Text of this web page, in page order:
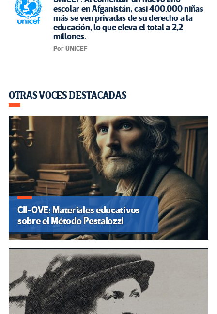
escolar en Afganistán, casi 400.000 niñas
más se ven privadas de su derecho a la
educación, lo que eleva el total a 2,2
millones.
Por UNICEF
OTRAS VOCES DESTACADAS
CII-OVE: Materiales educativos
sobre el Método Pestalozzi